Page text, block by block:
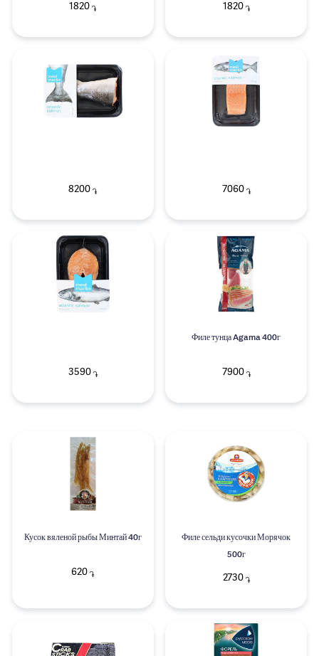
1820 ֏ 1820֏
8200 ֏ 7060֏
3590֏
Филе тунца Agama 400г
7900֏
Кусок вяленой рыбы Минтай 40г
620 ֏
Филе сельди кусочки Морячок
500г
2730֏